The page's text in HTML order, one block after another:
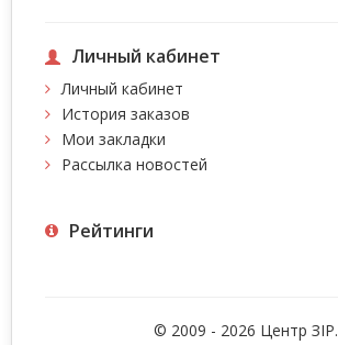
Личный кабинет
Личный кабинет
История заказов
Мои закладки
Рассылка новостей
Рейтинги
© 2009 - 2026 Центр ЗIР.